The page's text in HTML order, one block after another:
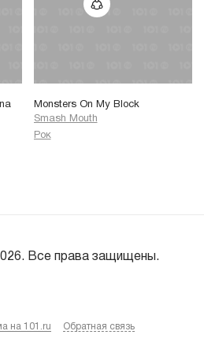
Monsters On My Block
Smash Mouth
Рок
Все права защищены.
на 101.ru Обратная связь